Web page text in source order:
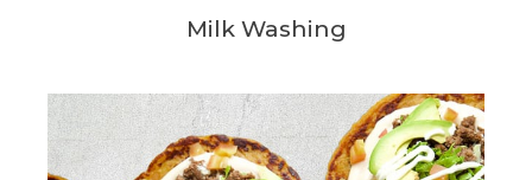
Milk Washing